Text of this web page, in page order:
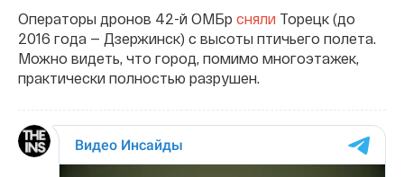
Операторы дронов 42-й ОМБр сняли Торецк (до
2016 года — Дзержинск) с высоты птичьего полета.
Можно видеть, что город, помимо многоэтажек,
практически полностью разрушен.